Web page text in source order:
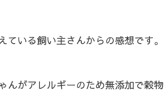
いる飼い主さんからの感想です。
んがアレルギーのため無添加で穀物